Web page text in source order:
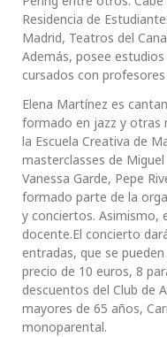
Residencia de
Madrid, Teatros del
Además, posee
cursados con
Elena Martínez es
formado en jazz y otras
la Escuela Creativa de
masterclasses de Miguel
Vanessa Garde, Pepe
formado parte de la
y conciertos. Asimismo,
docente.El concierto
entradas, que se
precio de 10 euros, 8
descuentos del Club de
mayores de 65 años,
monoparental.